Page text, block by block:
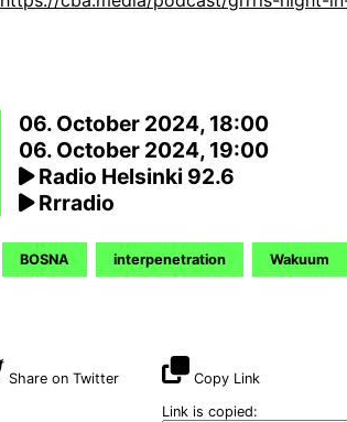
06. October 2024, 18:00
06. October 2024, 19:00
Radio Helsinki 92.6
Rrradio
BOSNA interpenetration Wakuum
Share on Twitter
Copy Link
Link is copied: